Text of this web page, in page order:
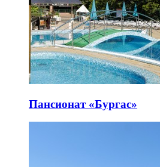
Пансионат «Бургас»